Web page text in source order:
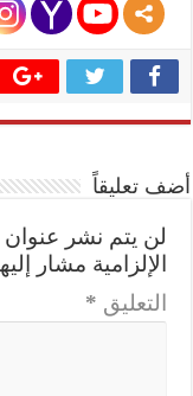
أضف تعليقاً
لن يتم نشر عنوان
الإلزامية مشار
التعليق *